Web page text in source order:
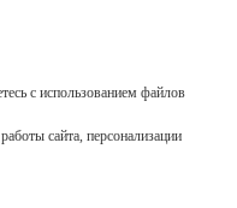
с использованием файлов
сайта, персонализации